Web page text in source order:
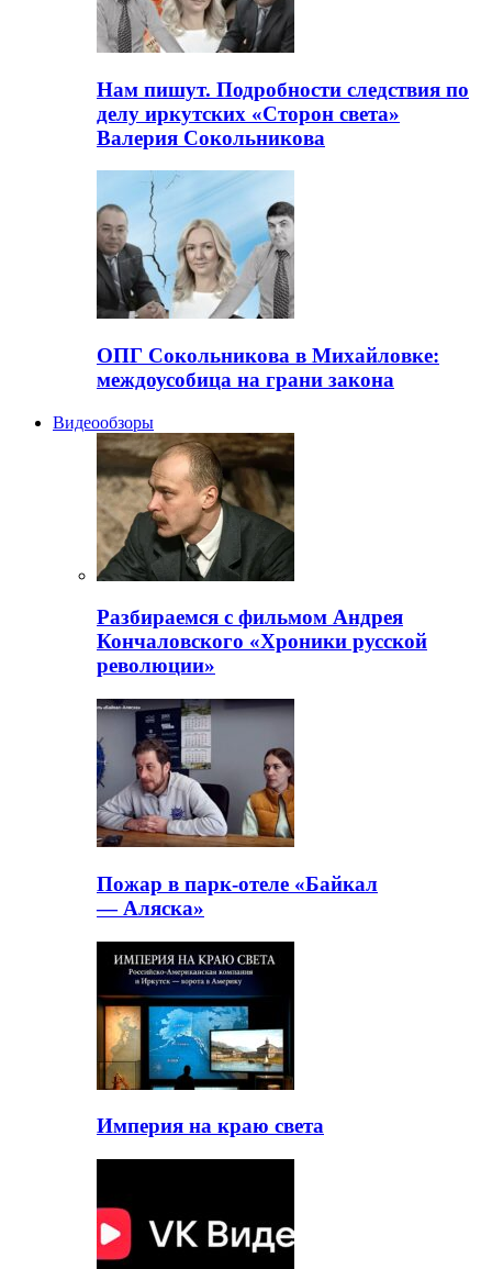
Нам пишут. Подробности следствия по
делу иркутских «Сторон света»
Валерия Сокольникова
ОПГ Сокольникова в Михайловке:
междоусобица на грани закона
Видеообзоры
Разбираемся с фильмом Андрея
Кончаловского «Хроники русской
революции»
Пожар в парк-отеле «Байкал
— Аляска»
Империя на краю света